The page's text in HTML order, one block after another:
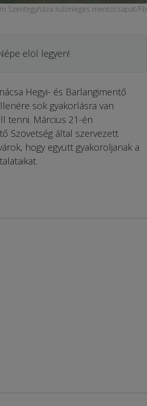
Szentegyháza különleges mentőcsapat/Fb
elöl legyen!
Hegyi- és Barlangimentő
sok gyakorlásra van
tenni. Március 21-én
Szövetség által szervezett
hogy együtt gyakoroljanak a